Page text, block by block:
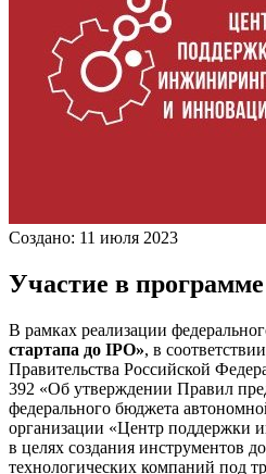
Создано: 11 июля 2023
Участие в
В рамках реализации
стартапа до IPO», в
Правительства Российской
392 «Об утверждении Правил
федерального бюджета
организации «Центр поддержки
в целях создания инструментов
технологических компаний под